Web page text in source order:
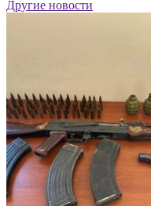
Другие новости